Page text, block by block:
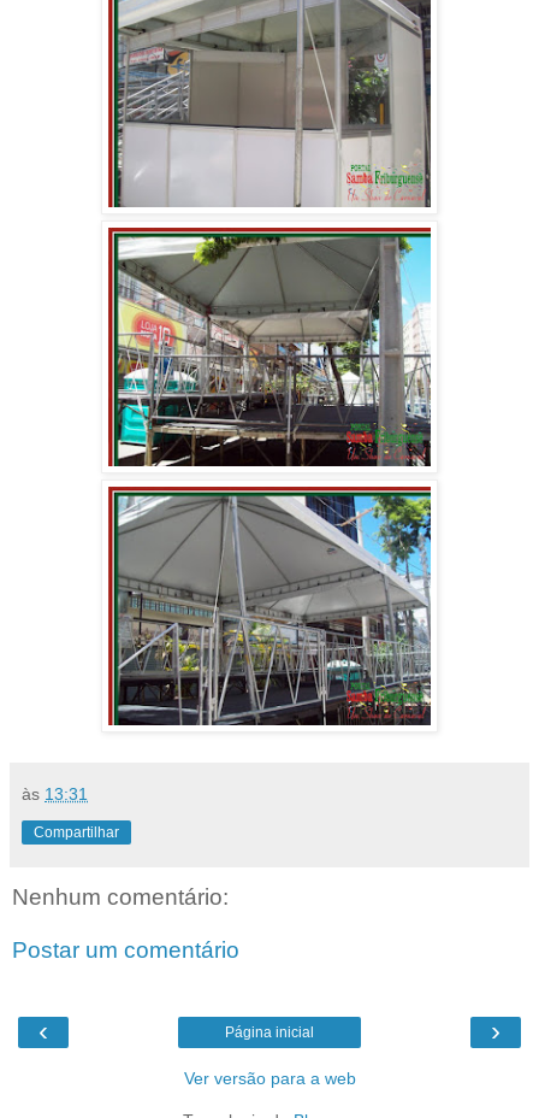
às 13:31
Compartilhar
Nenhum comentário:
Postar um comentário
‹ ›
Página inicial
Ver versão para a web